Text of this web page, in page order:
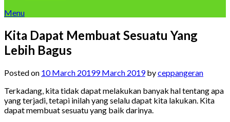
Menu
Kita Dapat Membuat Sesuatu Yang
Lebih Bagus
Posted on 10 March 20199 March 2019byceppangeran
Terkadang, kita tidak dapat melakukan banyak hal tentang apa
yang terjadi, tetapi inilah yang selalu dapat kita lakukan. Kita
dapat membuat sesuatu yang baik darinya.